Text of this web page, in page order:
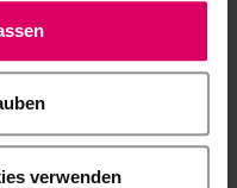
verwenden